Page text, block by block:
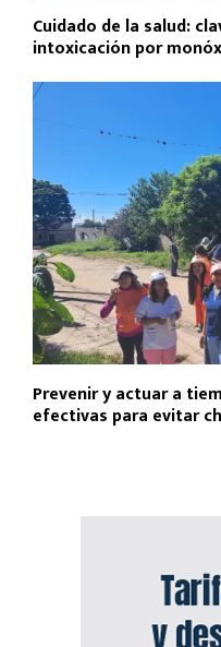
Cuidado de la salud:
intoxicación por
Prevenir y actuar a
efectivas para evitar